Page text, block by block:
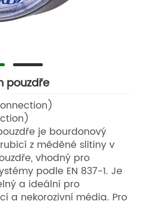
pouzdře
je bourdonový
z měděné slitiny v
vhodný pro
podle EN 837-1. Je
a ideální pro
a nekorozivní média. Pro